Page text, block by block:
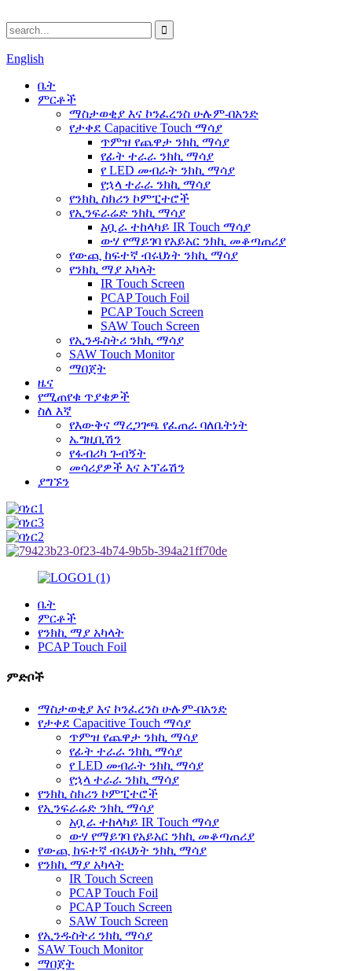
English
ቤት
ምርቶች
ማስታወቂያ እና ኮንፈረንስ ሁሉም-በአንድ
የታቀደ Capacitive Touch ማሳያ
ጥምዝ የጨዋታ ንክኪ ማሳያ
የፊት ተራራ ንክኪ ማሳያ
የ LED መብራት ንክኪ ማሳያ
የኋላ ተራራ ንክኪ ማሳያ
የንክኪ ስክሪን ኮምፒተሮች
የኢንፍራሬድ ንክኪ ማሳያ
አቧራ ተከላካይ IR Touch ማሳያ
ውሃ የማይገባ የአይአር ንክኪ መቆጣጠሪያ
የውጪ ከፍተኛ ብሩህነት ንክኪ ማሳያ
የንክኪ ማያ አካላት
IR Touch Screen
PCAP Touch Foil
PCAP Touch Screen
SAW Touch Screen
የኢንዱስትሪ ንክኪ ማሳያ
SAW Touch Monitor
ማበጀት
ዜና
የሚጠየቁ ጥያቄዎች
ስለ እኛ
የእውቅና ማረጋገጫ የፈጠራ ባለቤትነት
ኤግዚቢሽን
የፋብሪካ ጉብኝት
መሳሪያዎች እና ኦፕሬሽን
ያግኙን
ቤት
ምርቶች
የንክኪ ማያ አካላት
PCAP Touch Foil
ምድቦች
ማስታወቂያ እና ኮንፈረንስ ሁሉም-በአንድ
የታቀደ Capacitive Touch ማሳያ
ጥምዝ የጨዋታ ንክኪ ማሳያ
የፊት ተራራ ንክኪ ማሳያ
የ LED መብራት ንክኪ ማሳያ
የኋላ ተራራ ንክኪ ማሳያ
የንክኪ ስክሪን ኮምፒተሮች
የኢንፍራሬድ ንክኪ ማሳያ
አቧራ ተከላካይ IR Touch ማሳያ
ውሃ የማይገባ የአይአር ንክኪ መቆጣጠሪያ
የውጪ ከፍተኛ ብሩህነት ንክኪ ማሳያ
የንክኪ ማያ አካላት
IR Touch Screen
PCAP Touch Foil
PCAP Touch Screen
SAW Touch Screen
የኢንዱስትሪ ንክኪ ማሳያ
SAW Touch Monitor
ማበጀት